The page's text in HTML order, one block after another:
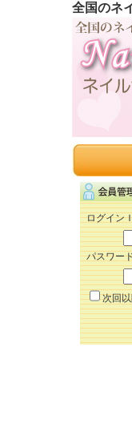
全国のネ
ログイン
パスワー
次回